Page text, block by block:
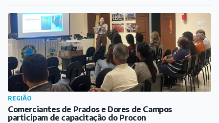
REGIÃO
Comerciantes de Prados e Dores de Campos
participam de capacitação do Procon